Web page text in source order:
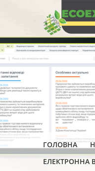
ГОЛОВНА
ЕЛЕКТРОННА